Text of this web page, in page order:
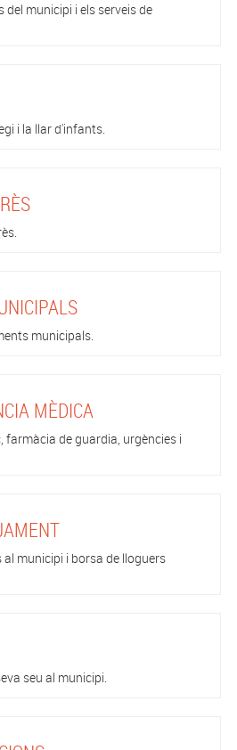
del municipi i els serveis de
i la llar d'infants.
municipals.
MÈDICA
farmàcia de guardia, urgències i
municipi i borsa de lloguers
seu al municipi.